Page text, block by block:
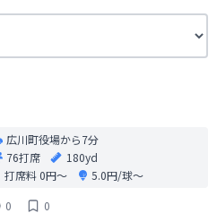
広川町役場から7分
76打席
180yd
打席料0円〜
5.0円/球〜
0
0